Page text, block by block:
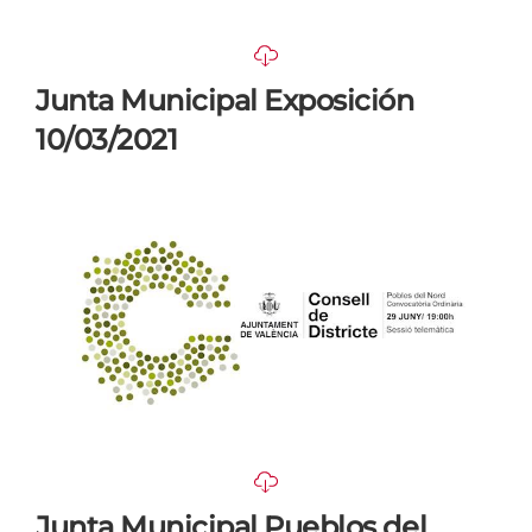
Junta Municipal Exposición
10/03/2021